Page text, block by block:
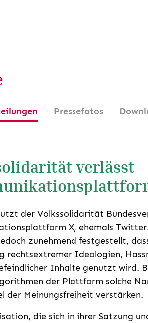
Pressefotos
verlässt
der Volkssolidarität
X, ehemals
zunehmend festgestellt,
rechtsextremer Ideologien,
Inhalte genutzt wird.
der Plattform solche
der Meinungsfreiheit verstärken.
die sich in ihrer Satzung